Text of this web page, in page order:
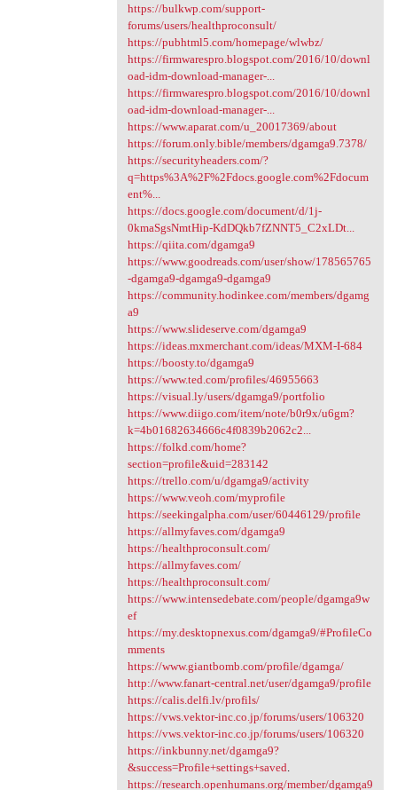
https://bulkwp.com/support-
forums/users/healthproconsult/
https://pubhtml5.com/homepage/wlwbz/
https://firmwarespro.blogspot.com/2016/10/downl
oad-idm-download-manager-...
https://firmwarespro.blogspot.com/2016/10/downl
oad-idm-download-manager-...
https://www.aparat.com/u_20017369/about
https://forum.only.bible/members/dgamga9.7378/
https://securityheaders.com/?
q=https%3A%2F%2Fdocs.google.com%2Fdocum
ent%...
https://docs.google.com/document/d/1j-
0kmaSgsNmtHip-KdDQkb7fZNNT5_C2xLDt...
https://qiita.com/dgamga9
https://www.goodreads.com/user/show/178565765
-dgamga9-dgamga9-dgamga9
https://community.hodinkee.com/members/dgamg
a9
https://www.slideserve.com/dgamga9
https://ideas.mxmerchant.com/ideas/MXM-I-684
https://boosty.to/dgamga9
https://www.ted.com/profiles/46955663
https://visual.ly/users/dgamga9/portfolio
https://www.diigo.com/item/note/b0r9x/u6gm?
k=4b01682634666c4f0839b2062c2...
https://folkd.com/home?
section=profile&uid=283142
https://trello.com/u/dgamga9/activity
https://www.veoh.com/myprofile
https://seekingalpha.com/user/60446129/profile
https://allmyfaves.com/dgamga9
https://healthproconsult.com/
https://allmyfaves.com/
https://healthproconsult.com/
https://www.intensedebate.com/people/dgamga9w
ef
https://my.desktopnexus.com/dgamga9/#ProfileCo
mments
https://www.giantbomb.com/profile/dgamga/
http://www.fanart-central.net/user/dgamga9/profile
https://calis.delfi.lv/profils/
https://vws.vektor-inc.co.jp/forums/users/106320
https://vws.vektor-inc.co.jp/forums/users/106320
https://inkbunny.net/dgamga9?
&success=Profile+settings+saved
https://research.openhumans.org/member/dgamga9